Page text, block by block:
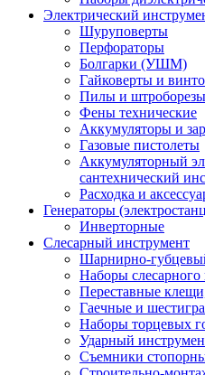
Электрический
Шуруповерты
Перфораторы
Болгарки (УШМ)
Гайковерты и
Пилы и штроборезы
Фены технические
Аккумуляторы и
Газовые пистолеты
Аккумуляторный
сантехнический
Расходка и
Генераторы
Инверторные
Слесарный инструмент
Шарнирно-
Наборы слесарного
Переставные
Гаечные и
Наборы торцевых
Ударный
Съемники